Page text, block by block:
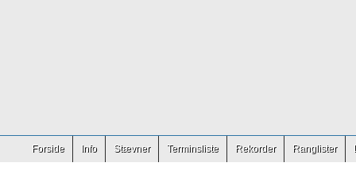
Forside Info Stævner Terminsliste Rekorder Ranglister